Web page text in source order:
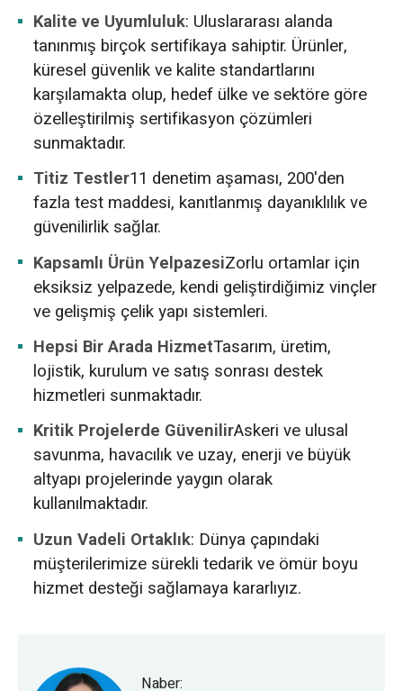
Kalite ve Uyumluluk: Uluslararası alanda
tanınmış birçok sertifikaya sahiptir. Ürünler,
küresel güvenlik ve kalite standartlarını
karşılamakta olup, hedef ülke ve sektöre göre
özelleştirilmiş sertifikasyon çözümleri
sunmaktadır.
Titiz Testler11 denetim aşaması, 200'den
fazla test maddesi, kanıtlanmış dayanıklılık ve
güvenilirlik sağlar.
Kapsamlı Ürün YelpazesiZorlu ortamlar için
eksiksiz yelpazede, kendi geliştirdiğimiz vinçler
ve gelişmiş çelik yapı sistemleri.
Hepsi Bir Arada HizmetTasarım, üretim,
lojistik, kurulum ve satış sonrası destek
hizmetleri sunmaktadır.
Kritik Projelerde GüvenilirAskeri ve ulusal
savunma, havacılık ve uzay, enerji ve büyük
altyapı projelerinde yaygın olarak
kullanılmaktadır.
Uzun Vadeli Ortaklık: Dünya çapındaki
müşterilerimize sürekli tedarik ve ömür boyu
hizmet desteği sağlamaya kararlıyız.
Naber: